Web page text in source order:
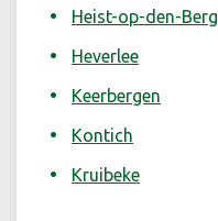
Heist-op-den-Berg
Heverlee
Keerbergen
Kontich
Kruibeke